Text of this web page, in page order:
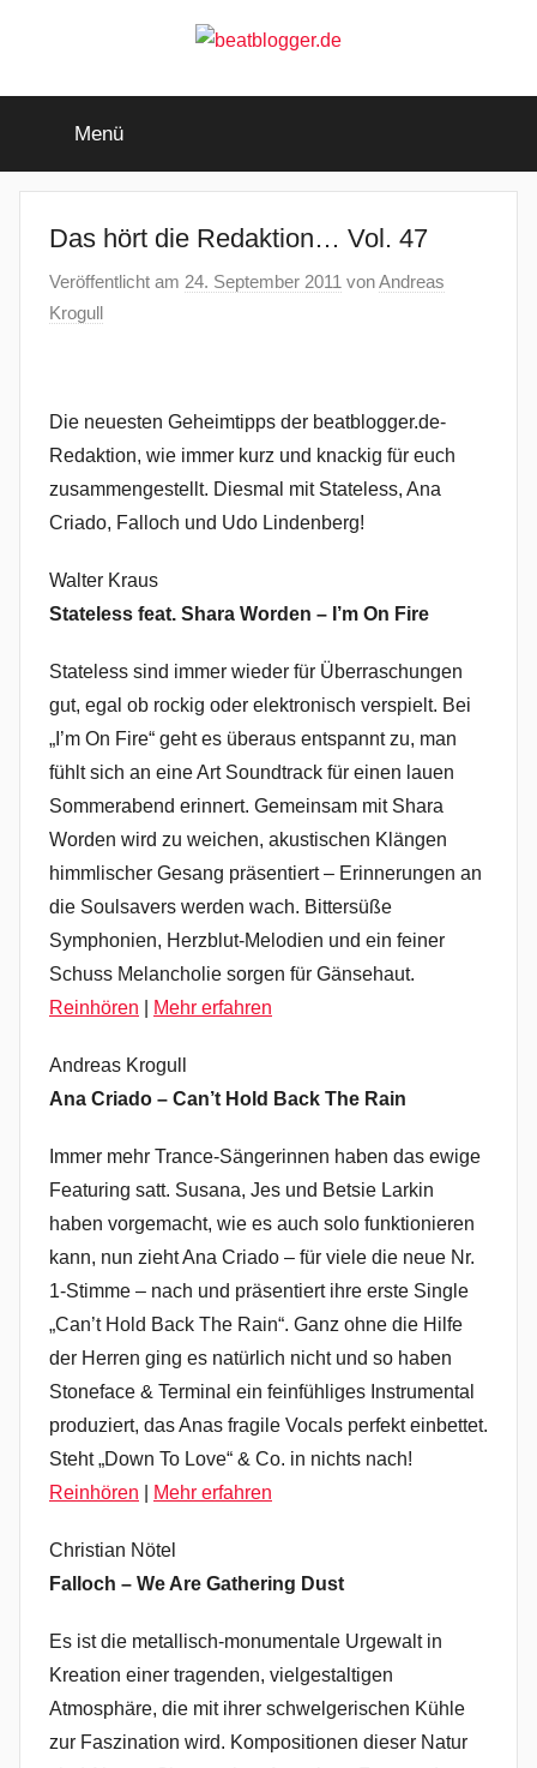
beatblogger.de
beat
goes
Menü
Das hört die Redaktion… Vol. 47
Veröffentlicht am 24. September 2011 vonAndreas
Krogull
Die neuesten Geheimtipps der beatblogger.de-
Redaktion, wie immer kurz und knackig für euch
zusammengestellt. Diesmal mit Stateless, Ana
Criado, Falloch und Udo Lindenberg!
Walter Kraus
Stateless feat. Shara Worden – I’m On Fire
Stateless sind immer wieder für Überraschungen
gut, egal ob rockig oder elektronisch verspielt. Bei
„I’m On Fire“ geht es überaus entspannt zu, man
fühlt sich an eine Art Soundtrack für einen lauen
Sommerabend erinnert. Gemeinsam mit Shara
Worden wird zu weichen, akustischen Klängen
himmlischer Gesang präsentiert – Erinnerungen an
die Soulsavers werden wach. Bittersüße
Symphonien, Herzblut-Melodien und ein feiner
Schuss Melancholie sorgen für Gänsehaut.
Reinhören
Mehr erfahren
Andreas Krogull
Ana Criado – Can’t Hold Back The Rain
Immer mehr Trance-Sängerinnen haben das ewige
Featuring satt. Susana, Jes und Betsie Larkin
haben vorgemacht, wie es auch solo funktionieren
kann, nun zieht Ana Criado – für viele die neue Nr.
1-Stimme – nach und präsentiert ihre erste Single
„Can’t Hold Back The Rain“. Ganz ohne die Hilfe
der Herren ging es natürlich nicht und so haben
Stoneface & Terminal ein feinfühliges Instrumental
produziert, das Anas fragile Vocals perfekt einbettet.
Steht „Down To Love“ & Co. in nichts nach!
Reinhören
Mehr erfahren
Christian Nötel
Falloch – We Are Gathering Dust
Es ist die metallisch-monumentale Urgewalt in
Kreation einer tragenden, vielgestaltigen
Atmosphäre, die mit ihrer schwelgerischen Kühle
zur Faszination wird. Kompositionen dieser Natur